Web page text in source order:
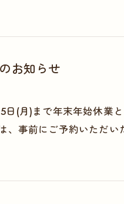
お知らせ
日(月)まで年末年始休業
、事前にご予約いただ